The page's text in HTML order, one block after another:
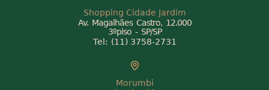
Shopping Cidade Jardim
Av. Magalhães Castro, 12.000
3ºpiso - SP/SP
Tel: (11) 3758-2731
Morumbi